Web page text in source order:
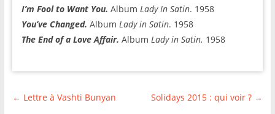
I’m Fool to Want You. Album Lady In Satin. 1958
You’ve Changed. Album Lady in Satin. 1958
The End of a Love Affair. Album Lady in Satin. 1958
← Lettre à Vashti Bunyan Solidays 2015 : qui voir ? →